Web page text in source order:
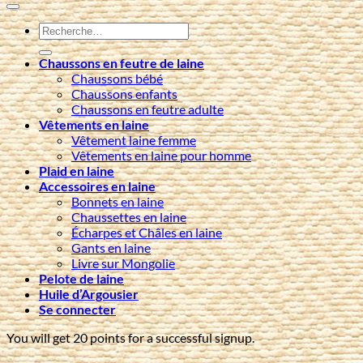
Recherche
pour :
Chaussons en feutre de laine
Chaussons bébé
Chaussons enfants
Chaussons en feutre adulte
Vêtements en laine
Vêtement laine femme
Vêtements en laine pour homme
Plaid en laine
Accessoires en laine
Bonnets en laine
Chaussettes en laine
Écharpes et Châles en laine
Gants en laine
Livre sur Mongolie
Pelote de laine
Huile d’Argousier
Se connecter
You will get 20 points for a successful signup.